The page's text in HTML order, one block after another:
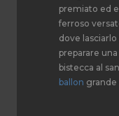
premiato ed
ferroso
dove
preparare
bistecca al
ballon grande